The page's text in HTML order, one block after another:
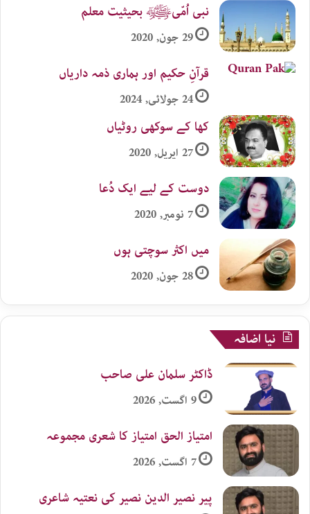
نبی اُمّیﷺ بحیثیت معلم
29 جون, 2020
قرآنِ حکیم اور ہماری ذمہ داریاں
24 جولائی, 2024
کھا کے سوکھی روٹیاں
27 اپریل, 2020
دوست کے لیے ایک دُعا
7 نومبر, 2020
میں اکثر سوچتی ہوں
28 جون, 2020
نیا اضافہ
ڈاکٹر سلمان علی صاحب
9 اگست, 2026
امتیاز الحق امتیاز کا شعری مجموعہ
7 اگست, 2026
پیر نصیر الدین نصیر کی نعتیہ شاعری